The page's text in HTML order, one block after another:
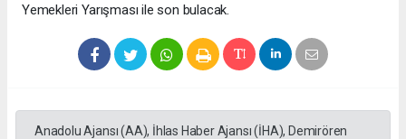
Yemekleri Yarışması ile son bulacak.
Anadolu Ajansı (AA), İhlas Haber Ajansı (İHA), Demirören